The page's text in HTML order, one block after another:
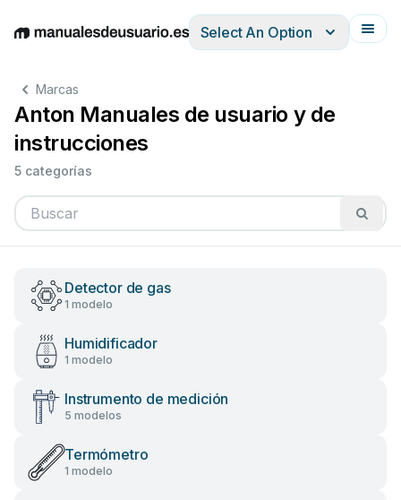
EnglishDeutschEspañolItalianoFrançais
Select An Option
Marcas
Anton Manuales de usuario y de
instrucciones
5 categorías
Detector de gas
1 modelo
Humidificador
1 modelo
Instrumento de medición
5 modelos
Termómetro
1 modelo